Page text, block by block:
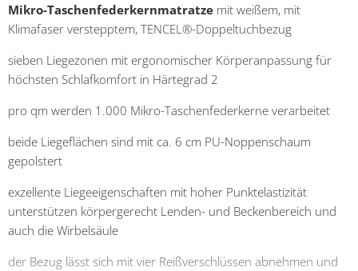
Mikro-Taschenfederkernmatratze mit weißem, mit
Klimafaser verstepptem, TENCEL®-Doppeltuchbezug
sieben Liegezonen mit ergonomischer Körperanpassung für
höchsten Schlafkomfort in Härtegrad 2
pro qm werden 1.000 Mikro-Taschenfederkerne verarbeitet
beide Liegeflächen sind mit ca. 6 cm PU-Noppenschaum
gepolstert
exzellente Liegeeigenschaften mit hoher Punktelastizität
unterstützen körpergerecht Lenden- und Beckenbereich und
auch die Wirbelsäule
der Bezug lässt sich mit vier Reißverschlüssen abnehmen und